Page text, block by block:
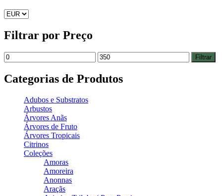
Filtrar por Preço
Filtrar
Categorias de Produtos
Adubos e Substratos
Arbustos
Árvores Anãs
Árvores de Fruto
Árvores Tropicais
Citrinos
Coleções
Amoras
Amoreira
Anonnas
Araçãs